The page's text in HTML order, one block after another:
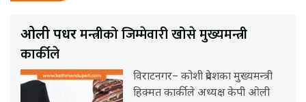
ओली पक्षधरमन्त्रीको जिम्मेवारी खोसे मुख्यमन्त्री
कार्कीले
विराटनगर– कोशी प्रदेशका मुख्यमन्त्री
हिक्मत कार्कीले अध्यक्ष केपी ओली